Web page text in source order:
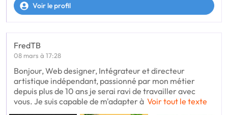
Voir le profil
FredTB
08 mars à 17:28
Bonjour, Web designer, Intégrateur et directeur
artistique indépendant, passionné par mon métier
depuis plus de 10 ans je serai ravi de travailler avec
vous. Je suis capable de m'adapter à Voir tout le texte